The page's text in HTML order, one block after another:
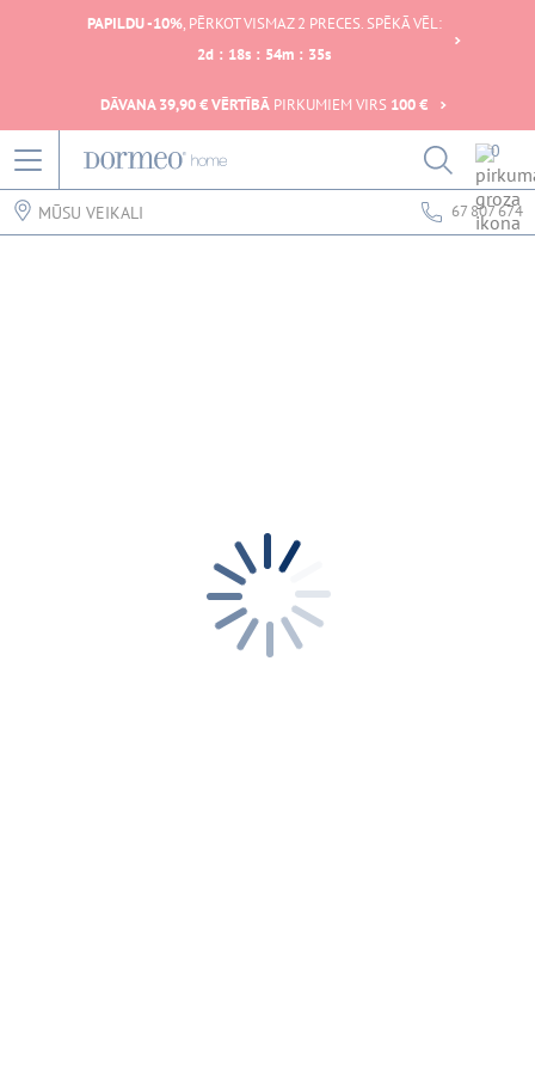
PAPILDU -10%, PĒRKOT VISMAZ 2 PRECES. SPĒKĀ VĒL:
2d : 18s : 54m : 35s
DĀVANA 39,90 € VĒRTĪBĀ PIRKUMIEM VIRS 100 €
0
MŪSU VEIKALI 67 807 674